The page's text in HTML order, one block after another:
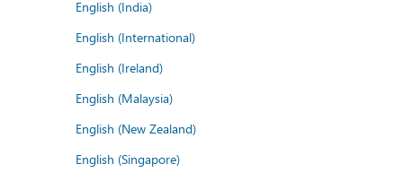
English (India)
English (International)
English (Ireland)
English (Malaysia)
English (New Zealand)
English (Singapore)